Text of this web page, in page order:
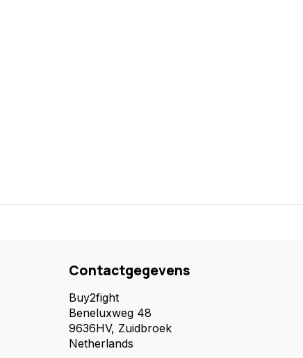
Contactgegevens
Buy2fight
Beneluxweg 48
9636HV, Zuidbroek
Netherlands